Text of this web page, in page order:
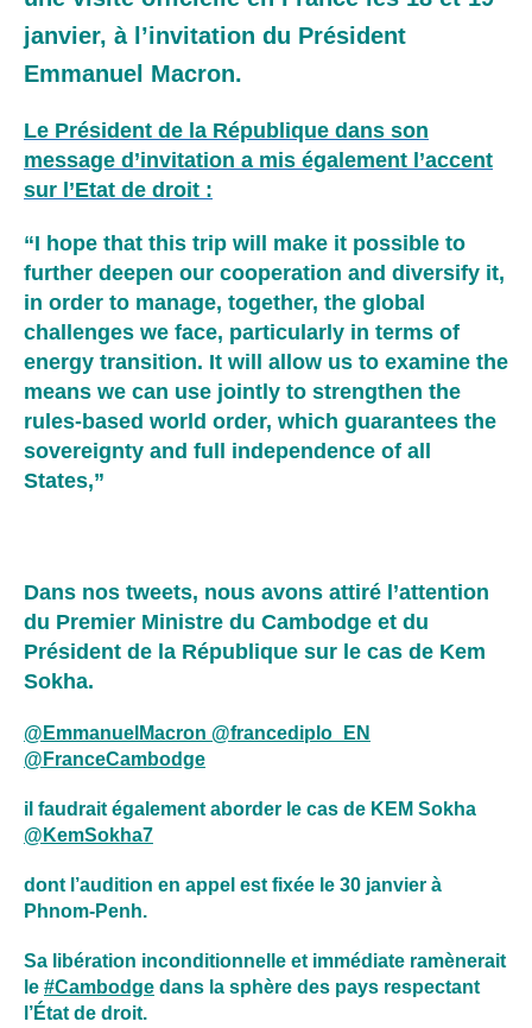
janvier, à l’invitation du Président
Emmanuel Macron.
Le Président de la République dans son
message d’invitation a mis également l’accent
sur l’Etat de droit :
“I hope that this trip will make it possible to
further deepen our cooperation and diversify it,
in order to manage, together, the global
challenges we face, particularly in terms of
energy transition. It will allow us to examine the
means we can use jointly to strengthen the
rules-based world order, which guarantees the
sovereignty and full independence of all
States,”
Dans nos tweets, nous avons attiré l’attention
du Premier Ministre du Cambodge et du
Président de la République sur le cas de Kem
Sokha.
@EmmanuelMacron @francediplo_EN
@FranceCambodge
il faudrait également aborder le cas de KEM Sokha
@KemSokha7
dont l’audition en appel est fixée le 30 janvier à
Phnom-Penh.
Sa libération inconditionnelle et immédiate ramènerait
le #Cambodge dans la sphère des pays respectant
l’État de droit.